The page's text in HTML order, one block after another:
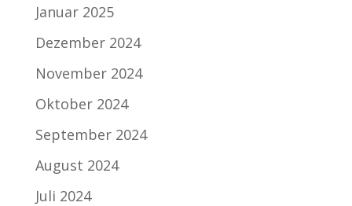
Januar 2025
Dezember 2024
November 2024
Oktober 2024
September 2024
August 2024
Juli 2024